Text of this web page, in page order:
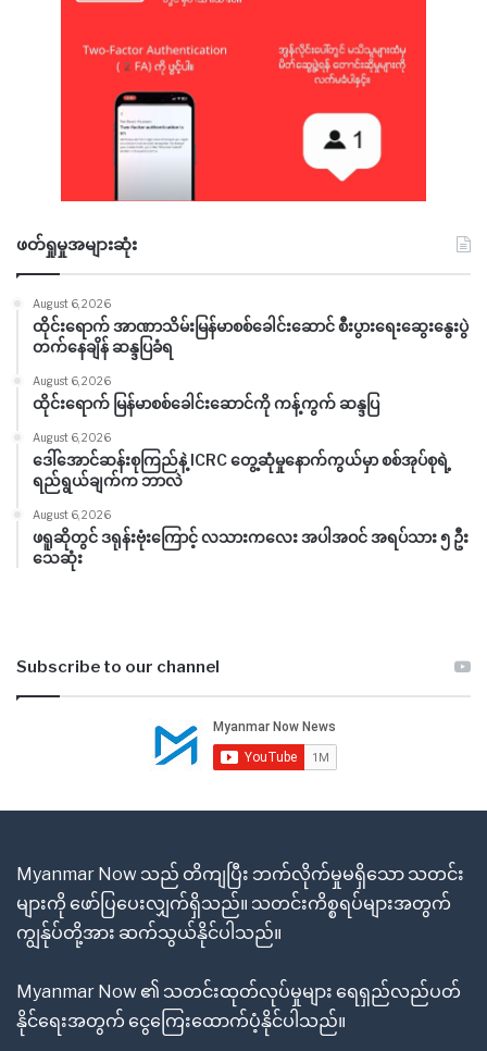
ဖတ်ရှုမှုအများဆုံး
August 6, 2026
ထိုင်းရောက် အာဏာသိမ်းမြန်မာစစ်ခေါင်းဆောင် စီးပွားရေးဆွေးနွေးပွဲ
တက်နေချိန် ဆန္ဒပြခံရ
August 6, 2026
ထိုင်းရောက် မြန်မာစစ်ခေါင်းဆောင်ကို ကန့်ကွက် ဆန္ဒပြ
August 6, 2026
ဒေါ်အောင်ဆန်းစုကြည်နဲ့ ICRC တွေ့ဆုံမှုနောက်ကွယ်မှာ စစ်အုပ်စုရဲ့
ရည်ရွယ်ချက်က ဘာလဲ
August 6, 2026
ဖရူဆိုတွင် ဒရုန်းဗုံးကြောင့် လသားကလေး အပါအဝင် အရပ်သား ၅ ဦး
သေဆုံး
Subscribe to our channel
Myanmar Now သည် တိကျပြီး ဘက်လိုက်မှုမရှိသော သတင်း
များကို ဖော်ပြပေးလျှက်ရှိသည်။ သတင်းကိစ္စရပ်များအတွက်
ကျွန်ုပ်တို့အား ဆက်သွယ်နိုင်ပါသည်။
Myanmar Now ၏ သတင်းထုတ်လုပ်မှုများ ရေရှည်လည်ပတ်
နိုင်ရေးအတွက် ငွေကြေးထောက်ပံ့နိုင်ပါသည်။